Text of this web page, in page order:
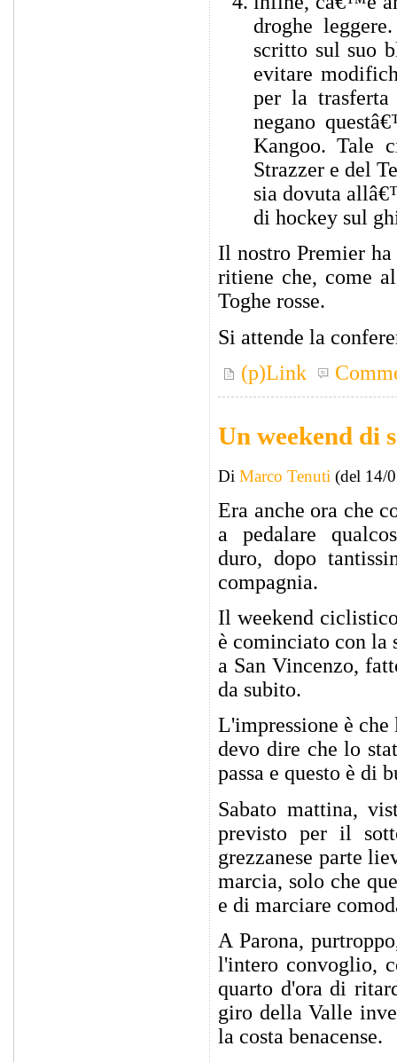
droghe
scritto sul suo
evitare
per la
negano
Kangoo. Tale
Strazzer e del
sia dovuta
di hockey sul
Il nostro Premier
ritiene che, come
Toghe rosse.
Si attende la
(p)Link
Un weekend di
Di Marco Tenuti (del 14/
Era anche ora che
a pedalare
duro, dopo
compagnia.
Il weekend
è cominciato con la
a San Vincenzo,
da subito.
L'impressione è
devo dire che lo
passa e questo è di
Sabato mattina,
previsto per il
grezzanese parte
marcia, solo che
e di marciare
A Parona,
l'intero convoglio,
quarto d'ora di
giro della Valle
la costa benacense.